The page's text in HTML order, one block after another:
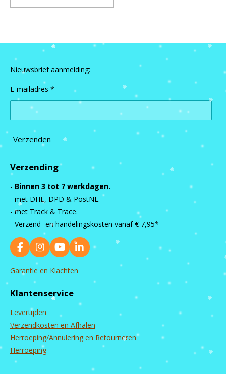
Nieuwsbrief aanmelding:
E-mailadres *
Verzenden
Verzending
- Binnen 3 tot 7 werkdagen.
- met DHL, DPD & PostNL.
- met Track & Trace.
- Verzend- en handelingskosten vanaf € 7,95*
F
a
c
e
o
k
I
n
s
g
a
m
Y
o
u
b
L
i
I
Garantie en Klachten
Klantenservice
Levertijden
Verzendkosten en Afhalen
Herroeping/Annulering en Retourneren
Herroeping